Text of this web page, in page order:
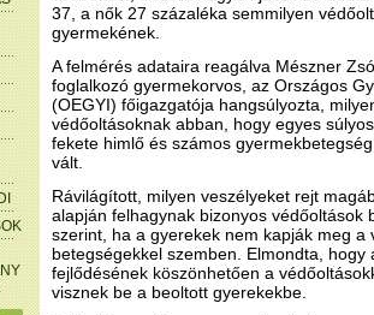
37, a nők 27 százaléka semmilyen
gyermekének.
A felmérés adataira reagálva Mészner
foglalkozó gyermekorvos, az Országos
(OEGYI) főigazgatója hangsúlyozta,
védőoltásoknak abban, hogy egyes
fekete himlő és számos
vált.
Rávilágított, milyen veszélyeket rejt
alapján felhagynak bizonyos védőoltások
szerint, ha a gyerekek nem kapják meg a
betegségekkel szemben. Elmondta, hogy
fejlődésének köszönhetően a
visznek be a beoltott gyerekekbe.